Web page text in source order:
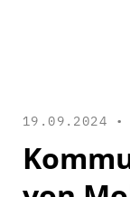
19.09.2024